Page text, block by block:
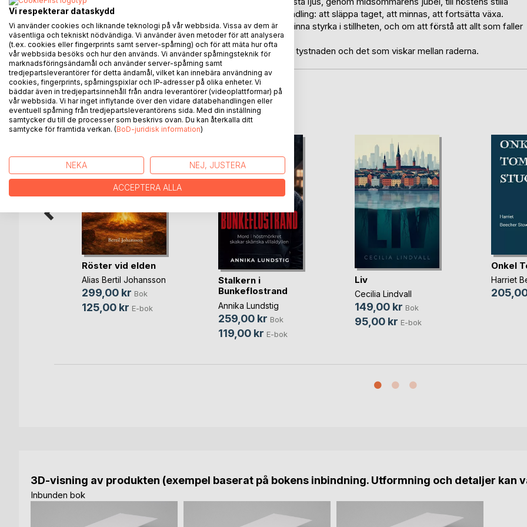
eftertanke. I naturens språk finner vi både tröst och förvandling: att släppa taget, att minnas, att fortsätta växa.
Det är en samling om att stå rotad när vinden tar i, om att finna styrka i stillheten, och om att förstå att allt som faller
en dag slår rot igen.
En stilla och jordbunden poesi för den som älskar skogen, tystnaden och det som viskar mellan raderna.
ANDRA TITLAR HOSBoD
Röster vid elden
Alias Bertil Johansson
299,00 kr Bok
125,00 kr E-bok
Stalkern i
Bunkeflostrand
Annika Lundstig
259,00 kr Bok
119,00 kr E-bok
Liv
Cecilia Lindvall
149,00 kr Bok
95,00 kr E-bok
Onkel
Harriet
3D-visning av produkten (exempel baserat på bokens inbindning. Utformning och detaljer kan
Inbunden bok
Vi respekterar dataskydd
Vi använder cookies och liknande teknologi på vår webbsida. Vissa av dem är
väsentliga och tekniskt nödvändiga. Vi använder även metoder för att analysera
(t.ex. cookies eller fingerprints samt server-spårning) och för att mäta hur ofta
vår webbsida besöks och hur den används. Vi använder spårningsteknik för
marknadsföringsändamål och använder server-spårning samt
tredjepartsleverantörer för detta ändamål, vilket kan innebära användning av
cookies, fingerprints, spårningspixlar och IP-adresser på olika enheter. Vi
bäddar även in tredjepartsinnehåll från andra leverantörer (videoplattformar) på
vår webbsida. Vi har inget inflytande över den vidare databehandlingen eller
eventuell spårning från tredjepartsleverantörens sida. Med din inställning
samtycker du till de processer som beskrivs ovan. Du kan återkalla ditt
samtycke för framtida verkan. (BoD-juridisk information)
NEKA NEJ, JUSTERA
ACCEPTERA ALLA